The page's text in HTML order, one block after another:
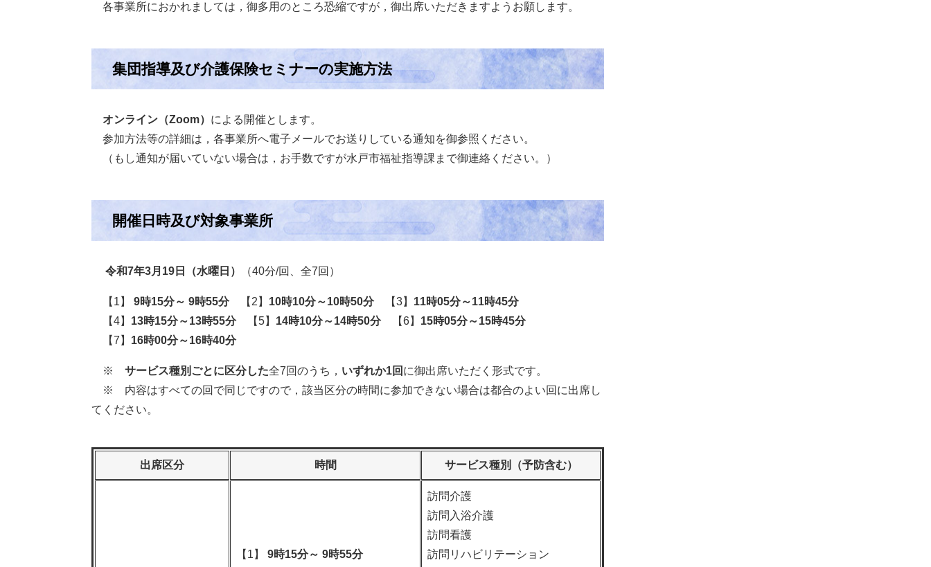
各事業所におかれましては，御多用のところ恐縮ですが，御出席いただきますようお願します。
集団指導及び介護保険セミナーの実施方法
オンライン（Zoom） による開催とします。
参加方法等の詳細は，各事業所へ電子メールでお送りしている通知を御参照ください。
（もし通知が届いていない場合は，お手数ですが水戸市福祉指導課まで御連絡ください。）
開催日時及び対象事業所
令和7年3月19日（水曜日）​ （40分/回、全7回）​
【1】 9時15分～ 9時55分【2】 10時10分～10時50分【3】 11時05分～11時45分
【4】 13時15分～13時55分【5】 14時10分～14時50分【6】 15時05分～15時45分
【7】 16時00分～16時40分
※ サービス種別ごとに区分した全7回のうち， いずれか1回 に御出席いただく形式です。
※ 内容はすべての回で同じですので，該当区分の時間に参加できない場合は都合のよい回に出席し
てください。
出席区分 時間 サービス種別（予防含む）
【1】 9時15分～ 9時55分
訪問介護
訪問入浴介護
訪問看護
訪問リハビリテーション